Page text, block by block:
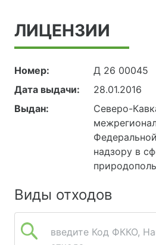
ЛИЦЕНЗИИ
Номер:
Д 26 00045
Дата выдачи:
28.01.2016
Выдан:
Северо-
надзору в
Виды отходов
введите Код ФККО,